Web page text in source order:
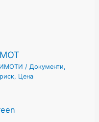
/ Документи,
риск, Цена